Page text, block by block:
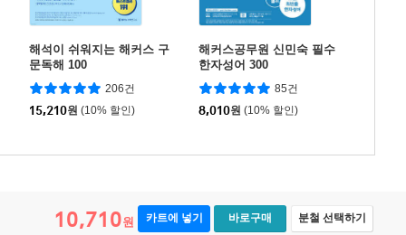
해석이 쉬워지는 해커스 구
문독해 100
206건
15,210원 (10% 할인)
해커스공무원 신민숙 필수
한자성어 300
85건
8,010원 (10% 할인)
10,710원 카트에 넣기 바로구매 분철 선택하기